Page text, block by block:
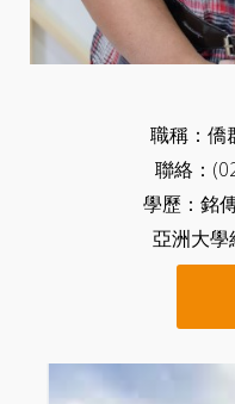
職稱：僑
聯絡：
學歷：銘
亞洲大學